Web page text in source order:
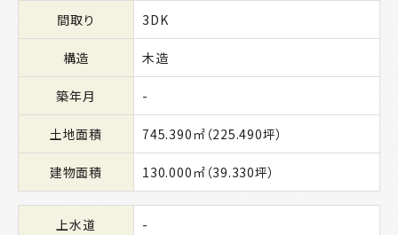
間取り 3DK
構造 木造
築年月 -
土地面積 745.390㎡（225.490坪）
建物面積 130.000㎡（39.330坪）
上水道 -